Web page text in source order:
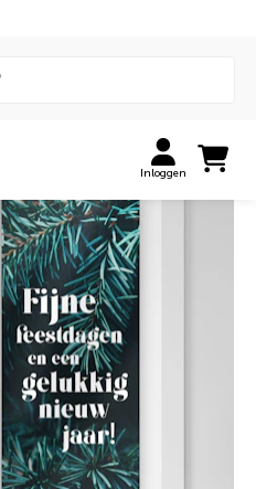
Inloggen